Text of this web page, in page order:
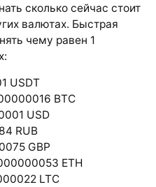
сколько сейчас стоит
валютах. Быстрая
чему равен 1
USDT
BTC
USD
RUB
GBP
ETH
LTC